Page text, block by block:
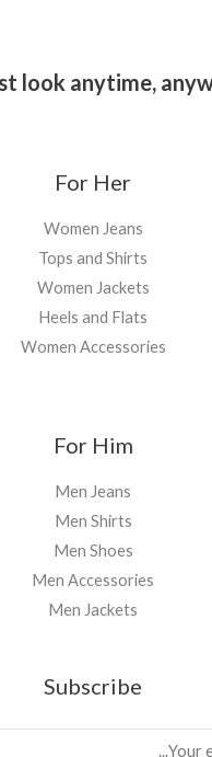
look anytime,
For Her
Women Jeans
Tops and Shirts
Women Jackets
Heels and Flats
Women Accessories
For Him
Men Jeans
Men Shirts
Men Shoes
Men Accessories
Men Jackets
Subscribe